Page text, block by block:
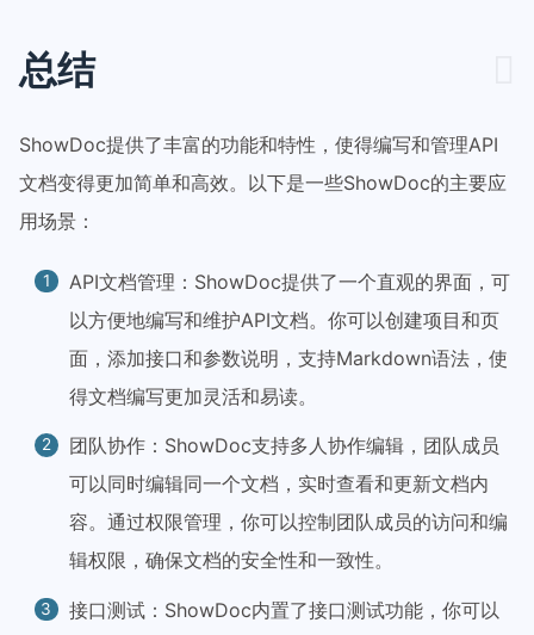
总结
ShowDoc提供了丰富的功能和特性，使得编写和管理API
文档变得更加简单和高效。以下是一些ShowDoc的主要应
用场景：
API文档管理：ShowDoc提供了一个直观的界面，可
以方便地编写和维护API文档。你可以创建项目和页
面，添加接口和参数说明，支持Markdown语法，使
得文档编写更加灵活和易读。
团队协作：ShowDoc支持多人协作编辑，团队成员
可以同时编辑同一个文档，实时查看和更新文档内
容。通过权限管理，你可以控制团队成员的访问和编
辑权限，确保文档的安全性和一致性。
接口测试：ShowDoc内置了接口测试功能，你可以